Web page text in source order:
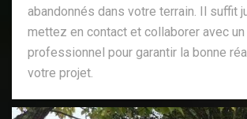
abandonnés dans votre terrain. Il suffit
mettez en contact et collaborer avec
professionnel pour garantir la bonne
votre projet.